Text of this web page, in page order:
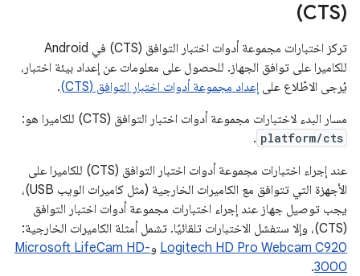
(CTS)
تركز اختبارات مجموعة أدوات اختبار التوافق (CTS) في Android
للكاميرا على توافق الجهاز. للحصول على معلومات عن إعداد بيئة اختبار،
يُرجى الاطّلاع على إعداد مجموعة أدوات اختبار التوافق (CTS)
.
مسار البدء لاختبارات مجموعة أدوات اختبار التوافق (CTS) للكاميرا هو:
platform/cts
.
عند إجراء اختبارات مجموعة أدوات اختبار التوافق (CTS) للكاميرا على
الأجهزة التي تتوافق مع الكاميرات الخارجية (مثل كاميرات الويب USB)،
يجب توصيل جهاز عند إجراء اختبارات مجموعة أدوات اختبار التوافق
(CTS)، وإلا ستفشل الاختبارات تلقائيًا. تشمل أمثلة الكاميرات الخارجية:
Logitech HD Pro Webcam C920 وMicrosoft LifeCam HD-
3000
.